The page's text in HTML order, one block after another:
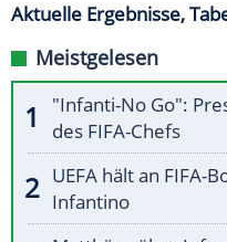
Aktuelle Ergebnisse,
Meistgelesen
"Infanti-No Go":
des FIFA-Chefs
UEFA hält an FIFA-
Infantino